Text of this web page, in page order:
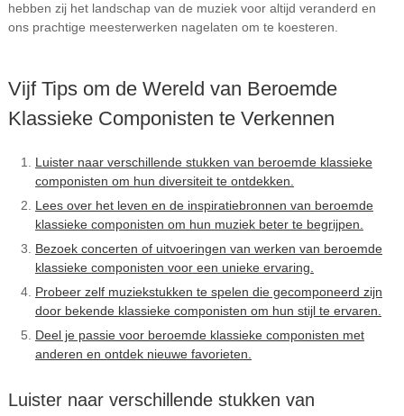
hebben zij het landschap van de muziek voor altijd veranderd en
ons prachtige meesterwerken nagelaten om te koesteren.
Vijf Tips om de Wereld van Beroemde
Klassieke Componisten te Verkennen
Luister naar verschillende stukken van beroemde klassieke
componisten om hun diversiteit te ontdekken.
Lees over het leven en de inspiratiebronnen van beroemde
klassieke componisten om hun muziek beter te begrijpen.
Bezoek concerten of uitvoeringen van werken van beroemde
klassieke componisten voor een unieke ervaring.
Probeer zelf muziekstukken te spelen die gecomponeerd zijn
door bekende klassieke componisten om hun stijl te ervaren.
Deel je passie voor beroemde klassieke componisten met
anderen en ontdek nieuwe favorieten.
Luister naar verschillende stukken van